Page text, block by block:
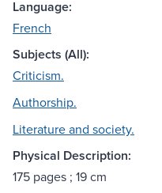
Language:
French
Subjects (All):
Criticism.
Authorship.
Literature and society.
Physical Description:
175 pages ; 19 cm